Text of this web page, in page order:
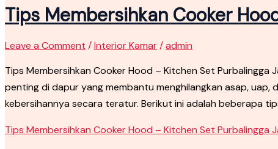
Tips Membersihkan Cooker
Leave a Comment /Interior Kamar /admin
Tips Membersihkan Cooker Hood – Kitchen Set
penting di dapur yang membantu menghilangkan asap,
kebersihannya secara teratur. Berikut ini adalah beberapa
Tips Membersihkan Cooker Hood – Kitchen Set Purbalingga